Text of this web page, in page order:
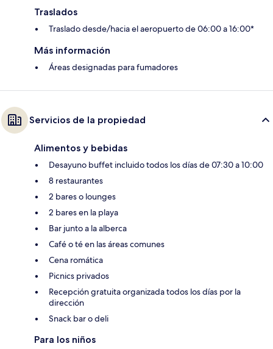
Traslados
Traslado desde/hacia el aeropuerto de 06:00 a 16:00*
Más información
Áreas designadas para fumadores
Servicios de la propiedad
Alimentos y bebidas
Desayuno buffet incluido todos los días de 07:30 a 10:00
8 restaurantes
2 bares o lounges
2 bares en la playa
Bar junto a la alberca
Café o té en las áreas comunes
Cena romática
Picnics privados
Recepción gratuita organizada todos los días por la
dirección
Snack bar o deli
Para los niños